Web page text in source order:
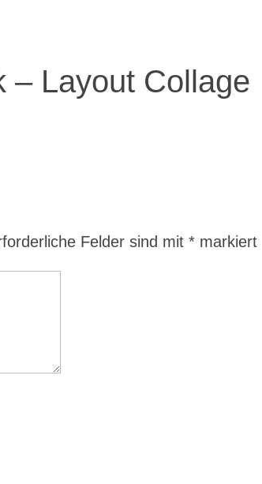
– Layout Collage
Felder sind mit* markiert